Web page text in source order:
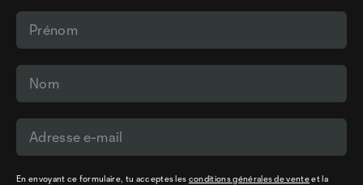
En envoyant ce formulaire, tu acceptes les conditions générales de venteet la